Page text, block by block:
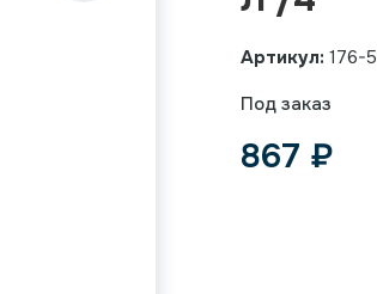
Артикул: 176-5
Под заказ
867 ₽